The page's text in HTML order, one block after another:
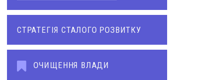
СТРАТЕГІЯ СТАЛОГО РОЗВИТКУ
ОЧИЩЕННЯ ВЛАДИ